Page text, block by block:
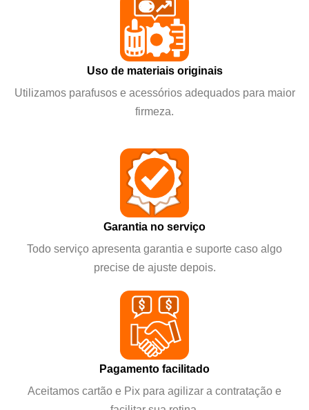
Uso de materiais originais
Utilizamos parafusos e acessórios adequados para maior
firmeza.
Garantia no serviço
Todo serviço apresenta garantia e suporte caso algo
precise de ajuste depois.
Pagamento facilitado
Aceitamos cartão e Pix para agilizar a contratação e